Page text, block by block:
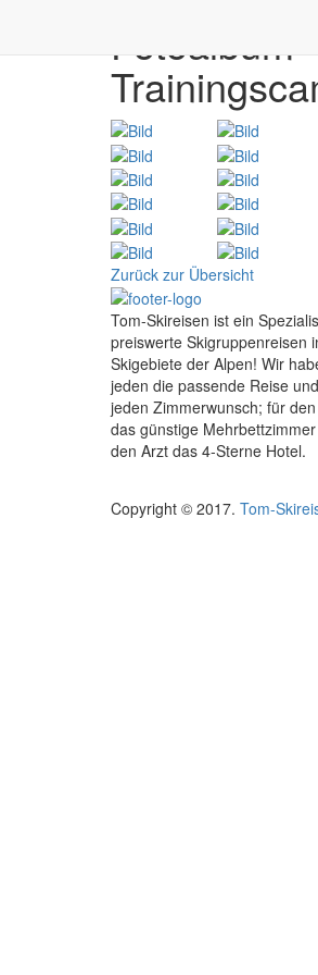
Fotoalbum
Zurück zur Übersicht
Tom-Skireisen ist ein
preiswerte Skigruppenreisen
Skigebiete der Alpen! Wir
jeden die passende Reise
jeden Zimmerwunsch; für
das günstige
den Arzt das 4-Sterne Hotel.
Copyright © 2017. Tom-